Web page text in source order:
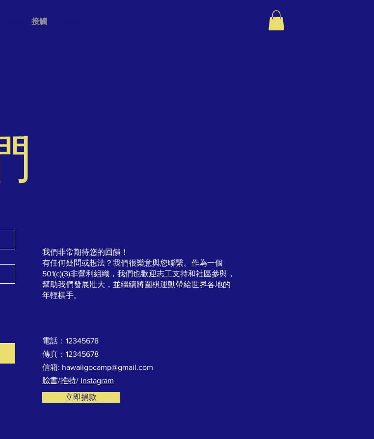
接觸
我們非常期待您的回饋！
有任何疑問或想法？我們很樂意與您聯繫。作為一個
501(c)(3)非營利組織，我們也歡迎志工支持和社區參與，
幫助我們發展壯大，並繼續將圍棋運動帶給世界各地的
年輕棋手。
電話：12345678
傳真：12345678
信箱: hawaiigocamp@gmail.com
臉書/推特/ Instagram
立即捐款